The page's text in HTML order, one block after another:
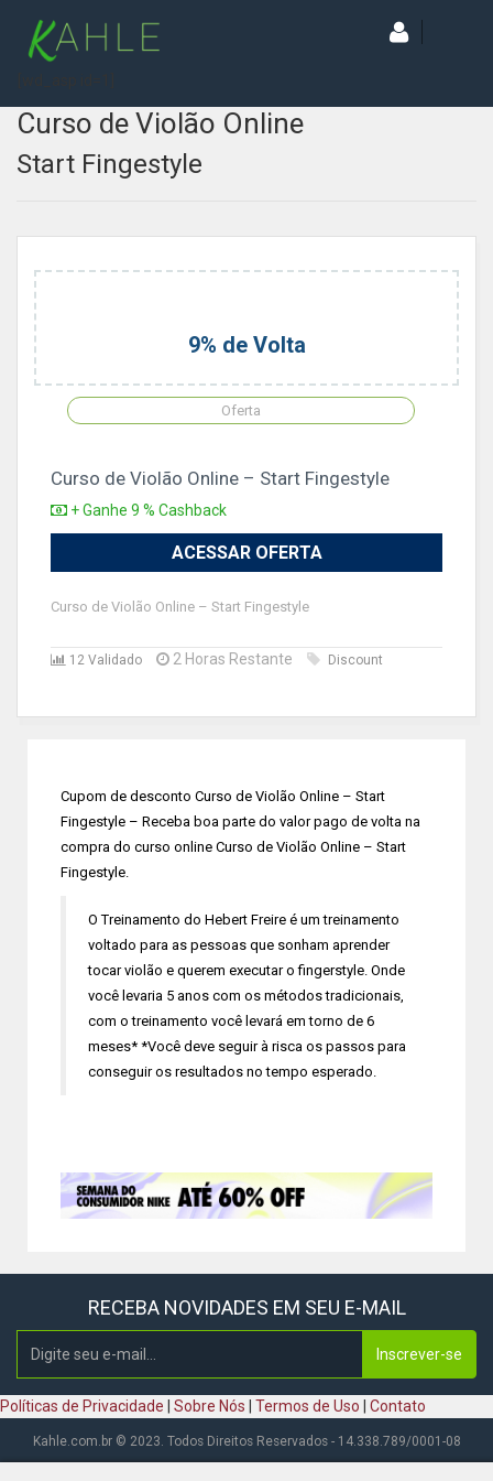
Curso de Violão Online
Start Fingestyle
9% de Volta
Oferta
Curso de Violão Online – Start Fingestyle
+ Ganhe 9 % Cashback
ACESSAR OFERTA
Curso de Violão Online – Start Fingestyle
12 Validado 2 Horas Restante Discount
Cupom de desconto Curso de Violão Online – Start
Fingestyle – Receba boa parte do valor pago de volta na
compra do curso online Curso de Violão Online – Start
Fingestyle.
O Treinamento do Hebert Freire é um treinamento
voltado para as pessoas que sonham aprender
tocar violão e querem executar o fingerstyle. Onde
você levaria 5 anos com os métodos tradicionais,
com o treinamento você levará em torno de 6
meses* *Você deve seguir à risca os passos para
conseguir os resultados no tempo esperado.
RECEBA NOVIDADES EM SEU E-MAIL
Inscrever-se
Políticas de Privacidade Sobre Nós Termos de Uso Contato
Kahle.com.br © 2023. Todos Direitos Reservados - 14.338.789/0001-08